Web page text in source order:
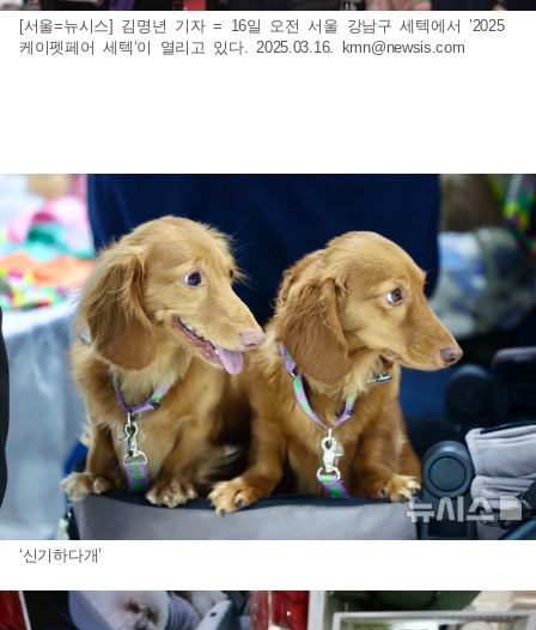
[서울=뉴시스] 김명년 기자 = 16일 오전 서울 강남구 세텍에서 ’2025
케이펫페어 세텍‘이 열리고 있다. 2025.03.16. kmn@newsis.com
‘신기하다개’